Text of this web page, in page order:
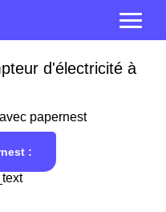
d'électricité à
papernest
: